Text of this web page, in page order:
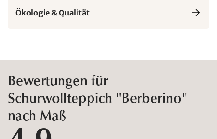
Ökologie & Qualität
Bewertungen für
Schurwollteppich "Berberino"
nach Maß